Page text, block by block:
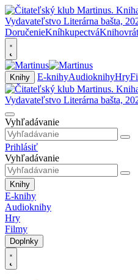
DoručenieKníhkupectvá
Knihy E-knihyAudioknihyHry
Vyhľadávanie
Prihlásiť
Vyhľadávanie
Knihy
E-knihy
Audioknihy
Hry
Filmy
Doplnky